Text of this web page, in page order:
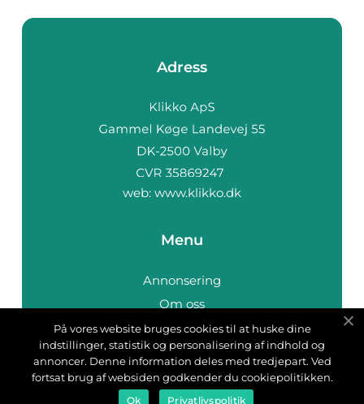
Adress
web: www.klikko.dk
Menu
Annonsering
Om oss
Cookies
Kontakta oss
Sitemap
På vores website bruges cookies til at huske dine
indstillinger, statistik og personalisering af indhold og
annoncer. Denne information deles med tredjepart. Ved
fortsat brug af websiden godkender du cookiepolitikken.
Ok Privatlivspolitik